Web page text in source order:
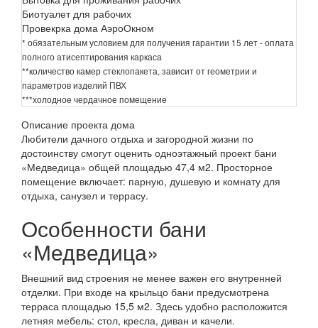
Биотуалет для рабочих
Провекрка дома АэроОкном
* обязательным условием для получения гарантии 15 лет - оплата
полного атисептирования каркаса
**количество камер стеклопакета, зависит от геометрии и
параметров изделий ПВХ
***холодное чердачное помещение
Описание проекта дома
Любители дачного отдыха и загородной жизни по
достоинству смогут оценить одноэтажный проект бани
«Медведица» общей площадью 47,4 м2. Просторное
помещение включает: парную, душевую и комнату для
отдыха, санузел и террасу.
Особенности бани
«Медведица»
Внешний вид строения не менее важен его внутренней
отделки. При входе на крыльцо бани предусмотрена
терраса площадью 15,5 м2. Здесь удобно расположится
летняя мебель: стол, кресла, диван и качели.